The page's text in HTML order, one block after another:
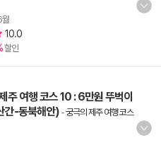
10.0
할인
주 여행 코스 10 : 6만원 뚜벅이
간-동북해안) -궁극의 제주 여행 코스